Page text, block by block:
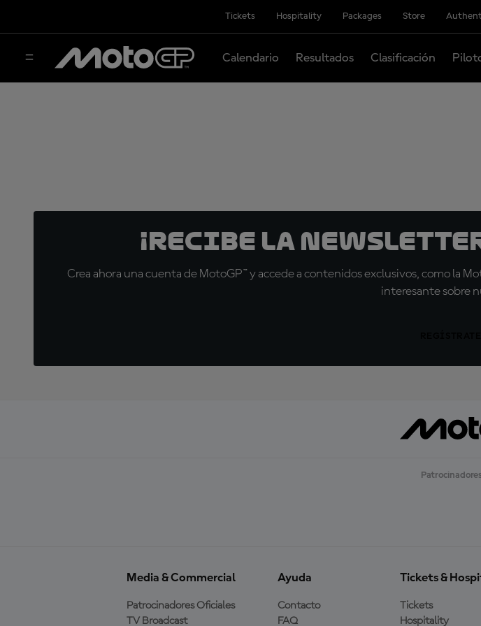
Tickets Hospitality Packages Store
Calendario Resultados Clasificación
¡Recibe la
Crea ahora una cuenta de MotoGP™ y accede a contenidos exclusivos, como la
interesante sobre
Media & Commercial
Patrocinadores Oficiales
TV Broadcast
Ayuda
Contacto
FAQ
Tickets &
Tickets
Hospitality